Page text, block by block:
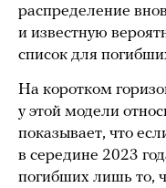
распределение
и известную
список для
На коротком
у этой модели
показывает, что
в середине 2023
погибших лишь то,